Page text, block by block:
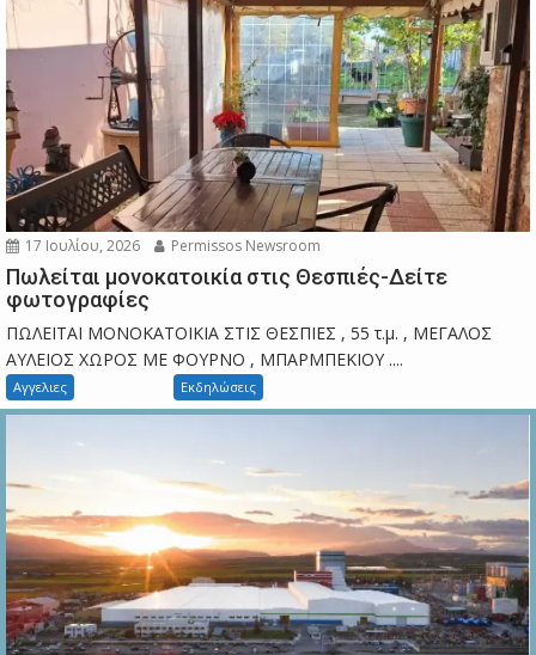
17 Ιουλίου, 2026 Permissos Newsroom
Πωλείται μονοκατοικία στις Θεσπιές-Δείτε
φωτογραφίες
ΠΩΛΕΙΤΑΙ ΜΟΝΟΚΑΤΟΙΚΙΑ ΣΤΙΣ ΘΕΣΠΙΕΣ , 55 τ.μ. , ΜΕΓΑΛΟΣ
ΑΥΛΕΙΟΣ ΧΩΡΟΣ ΜΕ ΦΟΥΡΝΟ , ΜΠΑΡΜΠΕΚΙΟΥ ....
Αγγελιες Εκδηλώσεις